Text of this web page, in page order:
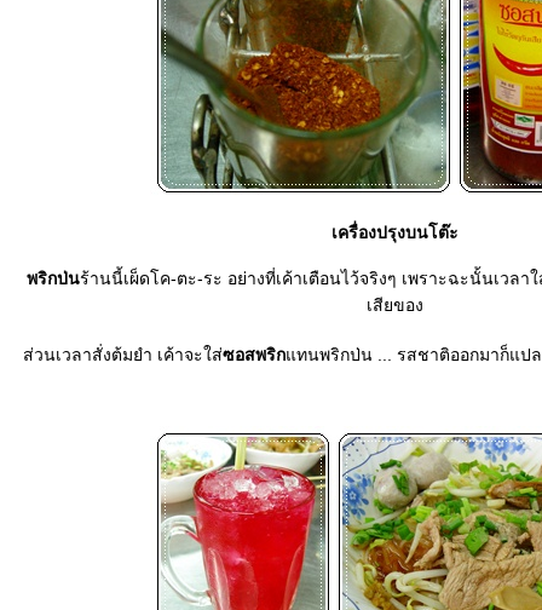
เครื่องปรุงบนโต๊ะ
พริกป่นร้านนี้เผ็ดโค-ตะ-ระ อย่างที่เค้าเตือนไว้จริงๆ เพราะฉะนั้นเวลา
เสียของ
ส่วนเวลาสั่งต้มยำ เค้าจะใส่ซอสพริกทนพริกป่น ... รสชาติออกมาก็แป